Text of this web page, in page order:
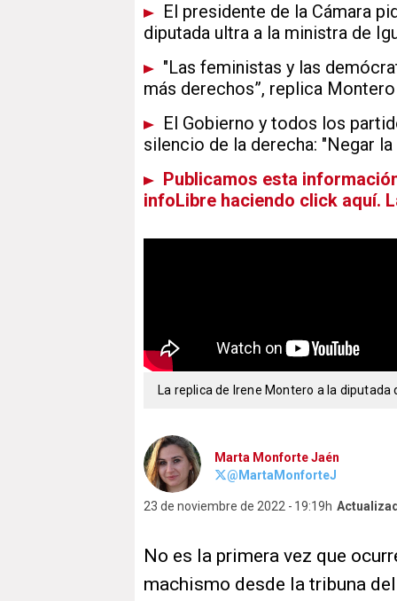
El presidente de la Cámara
diputada ultra a la ministra de
"Las feministas y las
más derechos”, replica
El Gobierno y todos los
silencio de la derecha: "Negar
Publicamos esta
infoLibre haciendo click aquí.
La replica de Irene Montero a la diputada
Marta Monforte Jaén
@MartaMonforteJ
23 de noviembre de 2022 19:19h
No es la primera vez que
machismo desde la tribuna